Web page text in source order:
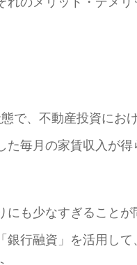
で、不動産投資にお
た毎月の家賃収入が得
にも少なすぎることが
行融資」を活用して